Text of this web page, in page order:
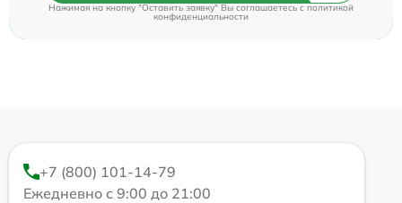
Нажимая на кнопку "Оставить заявку" Вы соглашаетесь cполитикой
конфиденциальности
+7 (800) 101-14-79
Ежедневно с 9:00 до 21:00